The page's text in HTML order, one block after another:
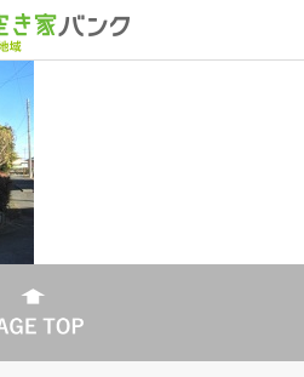
バンクとは
空き家物件
・買いたい
・売りたい
件さがしてます
の支援施策